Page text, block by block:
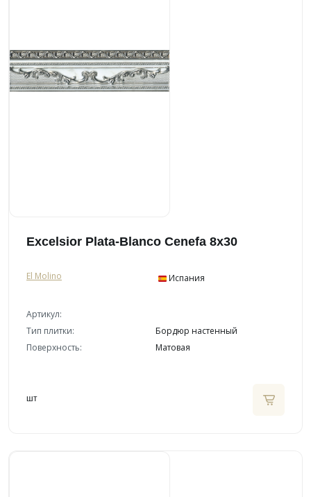
Excelsior Plata-Blanco Cenefa 8x30
El Molino Испания
Артикул:
Тип плитки:
Бордюр настенный
Поверхность:
Матовая
шт